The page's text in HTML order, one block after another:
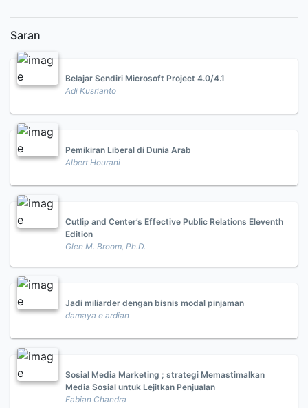
Saran
Belajar Sendiri Microsoft Project 4.0/4.1
Adi Kusrianto
Pemikiran Liberal di Dunia Arab
Albert Hourani
Cutlip and Center’s Effective Public Relations Eleventh
Edition
Glen M. Broom, Ph.D.
Jadi miliarder dengan bisnis modal pinjaman
damaya e ardian
Sosial Media Marketing ; strategi Memastimalkan
Media Sosial untuk Lejitkan Penjualan
Fabian Chandra